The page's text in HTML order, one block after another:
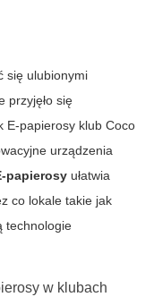
się ulubionymi
przyjęło się
E-papierosy klub Coco
urządzenia
papierosy ułatwia
co lokale takie jak
technologie
w klubach